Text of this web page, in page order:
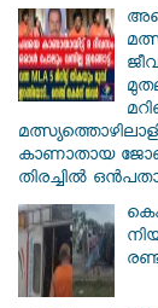
കാണാതായ
തിരച്ചില്‍